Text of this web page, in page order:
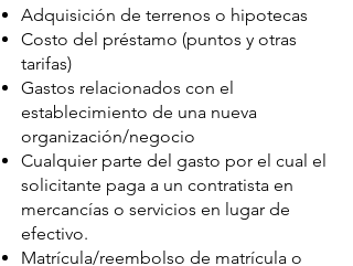
Adquisición de terrenos o hipotecas
Costo del préstamo (puntos y otras
tarifas)
Gastos relacionados con el
establecimiento de una nueva
organización/negocio
Cualquier parte del gasto por el cual el
solicitante paga a un contratista en
mercancías o servicios en lugar de
efectivo.
Matrícula/reembolso de matrícula o